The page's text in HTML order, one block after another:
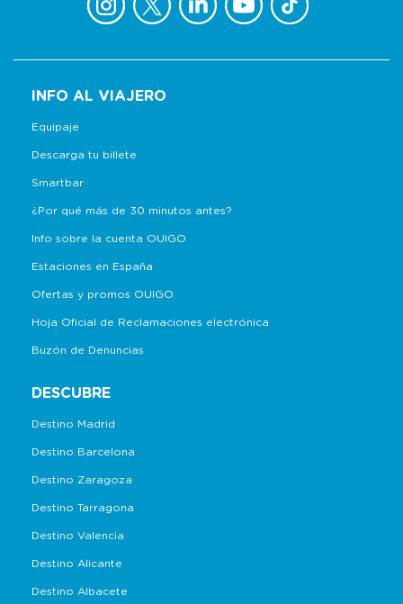
INFO AL VIAJERO
Equipaje
Descarga tu billete
Smartbar
¿Por qué más de 30 minutos antes?
Info sobre la cuenta OUIGO
Estaciones en España
Ofertas y promos OUIGO
Hoja Oficial de Reclamaciones electrónica
Buzón de Denuncias
DESCUBRE
Destino Madrid
Destino Barcelona
Destino Zaragoza
Destino Tarragona
Destino Valencia
Destino Alicante
Destino Albacete